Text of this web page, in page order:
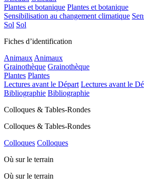
Plantes et botanique Plantes et botanique
Sensibilisation au changement climatique
Sol Sol
Fiches d’identification
Animaux Animaux
Grainothèque Grainothèque
Plantes Plantes
Lectures avant le Départ Lectures avant le
Bibliographie Bibliographie
Colloques & Tables-Rondes
Colloques & Tables-Rondes
Colloques Colloques
Où sur le terrain
Où sur le terrain